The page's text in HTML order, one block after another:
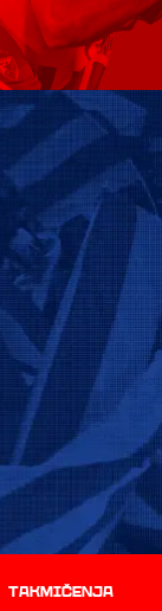
Takmičenja